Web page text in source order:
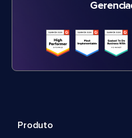
Produto